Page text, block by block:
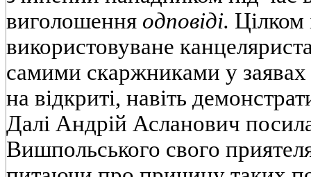
виголошення одповіді. Цілком
використовуване
самими скаржниками у заявах
на відкриті, навіть
Далі Андрій Асланович
Вишпольського свого